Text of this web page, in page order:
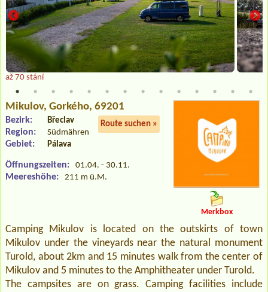
až 70 stání
Mikulov, Gorkého, 69201
Route suchen »
Bezirk: Břeclav
Region: Südmähren
Gebiet: Pálava
Öffnungszeiten: 01.04. - 30.11.
Meereshöhe: 211 m ü.M.
Merkbox
Camping Mikulov is located on the outskirts of town
Mikulov under the vineyards near the natural monument
Turold, about 2km and 15 minutes walk from the center of
Mikulov and 5 minutes to the Amphitheater under Turold.
The campsites are on grass. Camping facilities include